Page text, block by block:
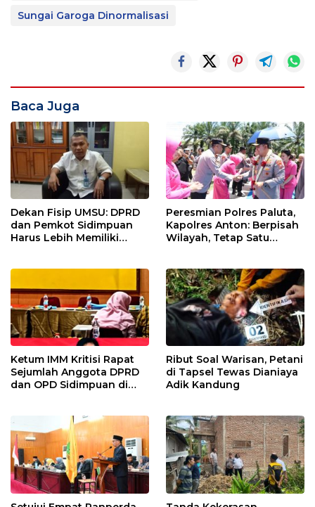
Sungai Garoga Dinormalisasi
Baca Juga
Dekan Fisip UMSU: DPRD
dan Pemkot Sidimpuan
Harus Lebih Memiliki
Peresmian Polres Paluta,
Kapolres Anton: Berpisah
Wilayah, Tetap Satu
Ketum IMM Kritisi Rapat
Sejumlah Anggota DPRD
dan OPD Sidimpuan di
Ribut Soal Warisan, Petani
di Tapsel Tewas Dianiaya
Adik Kandung